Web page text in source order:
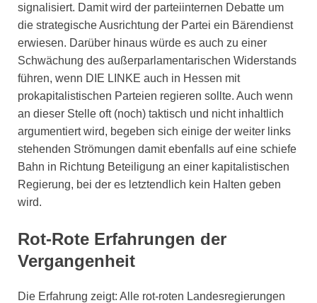
signalisiert. Damit wird der parteiinternen Debatte um
die strategische Ausrichtung der Partei ein Bärendienst
erwiesen. Darüber hinaus würde es auch zu einer
Schwächung des außerparlamentarischen Widerstands
führen, wenn DIE LINKE auch in Hessen mit
prokapitalistischen Parteien regieren sollte. Auch wenn
an dieser Stelle oft (noch) taktisch und nicht inhaltlich
argumentiert wird, begeben sich einige der weiter links
stehenden Strömungen damit ebenfalls auf eine schiefe
Bahn in Richtung Beteiligung an einer kapitalistischen
Regierung, bei der es letztendlich kein Halten geben
wird.
Rot-Rote Erfahrungen der
Vergangenheit
Die Erfahrung zeigt: Alle rot-roten Landesregierungen